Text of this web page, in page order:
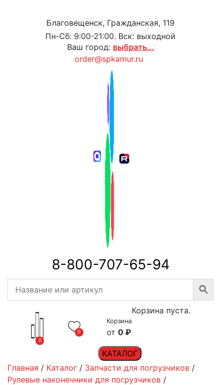
Благовещенск, Гражданская, 119
Пн-Сб: 9:00-21:00. Вск: выходной
Ваш город: выбрать...
order@spkamur.ru
8-800-707-65-94
0
0
Корзина
0 ₽
Корзина пуста.
КАТАЛОГ
Главная / Каталог / Запчасти для погрузчиков /
Рулевые наконечники для погрузчиков /